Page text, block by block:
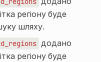
регіону буде
шляху.
додано
регіону буде